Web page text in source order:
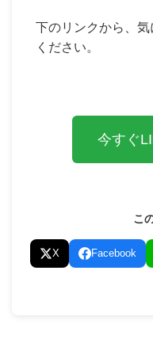
下のリンクから、
ください。
今すぐ
こ
X Facebook